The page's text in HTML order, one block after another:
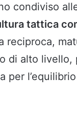
condiviso
tattica
reciproca,
di alto livello,
per